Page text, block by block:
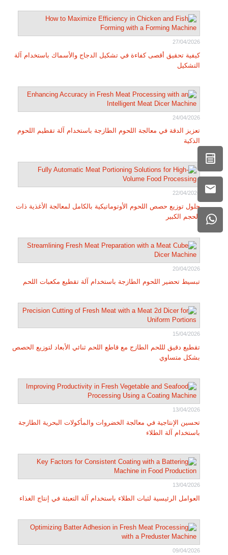
27/04/2026
كيفية تحقيق أقصى كفاءة في تشكيل الدجاج والأسماك باستخدام آلة
التشكيل
24/04/2026
تعزيز الدقة في معالجة اللحوم الطازجة باستخدام آلة تقطيم اللحوم
الذكية
22/04/2026
حلول توزيع حصص اللحوم الأوتوماتيكية بالكامل لمعالجة الأغذية ذات
الحجم الكبير
20/04/2026
تبسيط تحضير اللحوم الطازجة باستخدام آلة تقطيع مكعبات اللحم
15/04/2026
تقطيع دقيق لللحم الطازج مع قاطع اللحم ثنائي الأبعاد لتوزيع الحصص
بشكل متساوي
13/04/2026
تحسين الإنتاجية في معالجة الخضروات والمأكولات البحرية الطازجة
باستخدام آلة الطلاء
13/04/2026
العوامل الرئيسية لثبات الطلاء باستخدام آلة التعبئة في إنتاج الغذاء
09/04/2026